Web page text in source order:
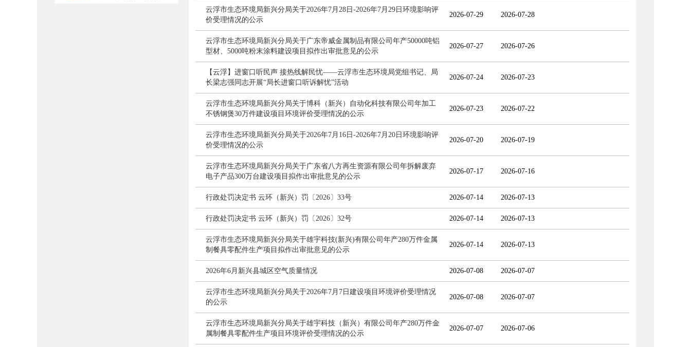
云浮市生态环境局新兴分局关于2026年7月28日-2026年7月29日环境影响评
价受理情况的公示
2026-07-29 2026-07-28
云浮市生态环境局新兴分局关于广东帝威金属制品有限公司年产50000吨铝
型材、5000吨粉末涂料建设项目拟作出审批意见的公示
2026-07-27 2026-07-26
【云浮】进窗口听民声 接热线解民忧——云浮市生态环境局党组书记、局
长梁志强同志开展“局长进窗口听诉解忧”活动
2026-07-24 2026-07-23
云浮市生态环境局新兴分局关于博科（新兴）自动化科技有限公司年加工
不锈钢煲30万件建设项目环境评价受理情况的公示
2026-07-23 2026-07-22
云浮市生态环境局新兴分局关于2026年7月16日-2026年7月20日环境影响评
价受理情况的公示
2026-07-20 2026-07-19
云浮市生态环境局新兴分局关于广东省八方再生资源有限公司年拆解废弃
电子产品300万台建设项目拟作出审批意见的公示
2026-07-17 2026-07-16
行政处罚决定书 云环（新兴）罚〔2026〕33号 2026-07-14 2026-07-13
行政处罚决定书 云环（新兴）罚〔2026〕32号 2026-07-14 2026-07-13
云浮市生态环境局新兴分局关于雄宇科技(新兴)有限公司年产280万件金属
制餐具零配件生产项目拟作出审批意见的公示
2026-07-14 2026-07-13
2026年6月新兴县城区空气质量情况 2026-07-08 2026-07-07
云浮市生态环境局新兴分局关于2026年7月7日建设项目环境评价受理情况
的公示
2026-07-08 2026-07-07
云浮市生态环境局新兴分局关于雄宇科技（新兴）有限公司年产280万件金
属制餐具零配件生产项目环境评价受理情况的公示
2026-07-07 2026-07-06